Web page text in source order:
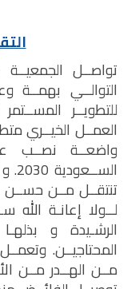
تواصــل
التوالــي بهمــة
للتطويــر
العمــل الخيــري
واضعــة نصــب
تنتقــل مــن حســن
لــولا إعانـة
الرشـيدة و
المحتاجيــن.
مــن الهــدر مــن